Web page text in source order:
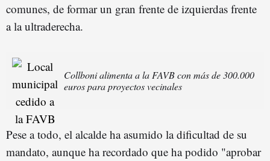
comunes, de formar un gran frente de izquierdas frente
a la ultraderecha.
Collboni alimenta a la FAVB con más de 300.000
euros para proyectos vecinales
Pese a todo, el alcalde ha asumido la dificultad de su
mandato, aunque ha recordado que ha podido "aprobar